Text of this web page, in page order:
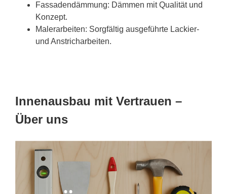
Fassadendämmung: Dämmen mit Qualität und
Konzept.
Malerarbeiten: Sorgfältig ausgeführte Lackier-
und Anstricharbeiten.
Innenausbau mit Vertrauen –
Über uns